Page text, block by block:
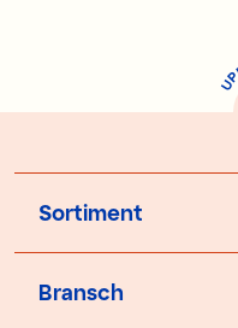
U
Sortiment
Bransch